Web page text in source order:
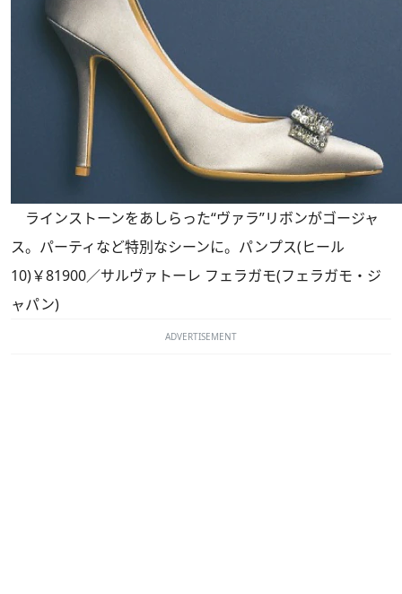
ラインストーンをあしらった“ヴァラ”リボンがゴージャ
ス。パーティなど特別なシーンに。パンプス(ヒール
10)￥81900／サルヴァトーレ フェラガモ(フェラガモ・ジ
ャパン)
ADVERTISEMENT